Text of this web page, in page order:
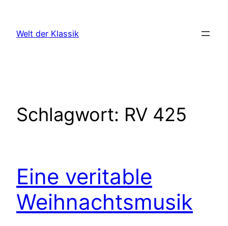
springen
Welt der Klassik
Schlagwort: RV 425
Eine veritable
Weihnachtsmusik